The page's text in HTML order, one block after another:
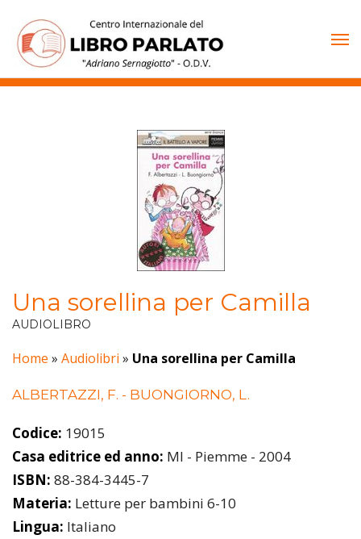
contenuto
Una sorellina per Camilla
AUDIOLIBRO
Home » Audiolibri » Una sorellina per Camilla
ALBERTAZZI, F. - BUONGIORNO, L.
Codice: 19015
Casa editrice ed anno: MI - Piemme - 2004
ISBN: 88-384-3445-7
Materia: Letture per bambini 6-10
Lingua: Italiano